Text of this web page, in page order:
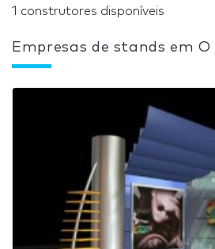
1 construtores disponíveis
Empresas de stands em O